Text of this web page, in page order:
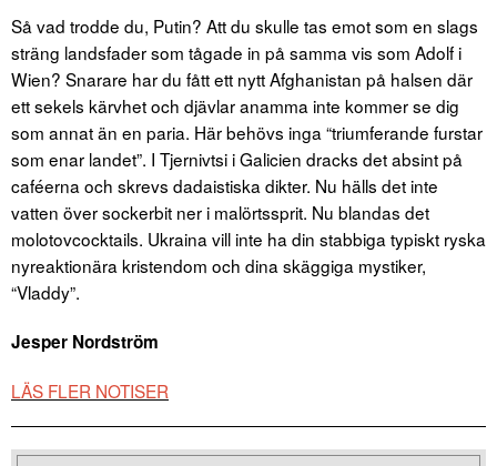
Så vad trodde du, Putin? Att du skulle tas emot som en slags
sträng landsfader som tågade in på samma vis som Adolf i
Wien? Snarare har du fått ett nytt Afghanistan på halsen där
ett sekels kärvhet och djävlar anamma inte kommer se dig
som annat än en paria. Här behövs inga “triumferande furstar
som enar landet”. I Tjernivtsi i Galicien dracks det absint på
caféerna och skrevs dadaistiska dikter. Nu hälls det inte
vatten över sockerbit ner i malörtssprit. Nu blandas det
molotovcocktails. Ukraina vill inte ha din stabbiga typiskt ryska
nyreaktionära kristendom och dina skäggiga mystiker,
“Vladdy”.
Jesper Nordström
LÄS FLER NOTISER